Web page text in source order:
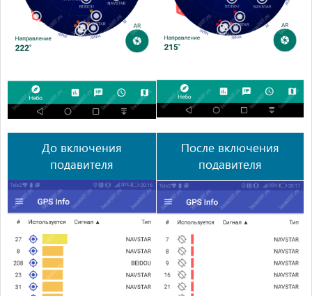
До включения
подавителя
После включения
подавителя